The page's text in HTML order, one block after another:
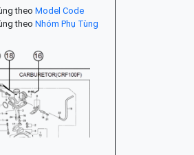
theo Model Code
theo Nhóm Phụ Tùng